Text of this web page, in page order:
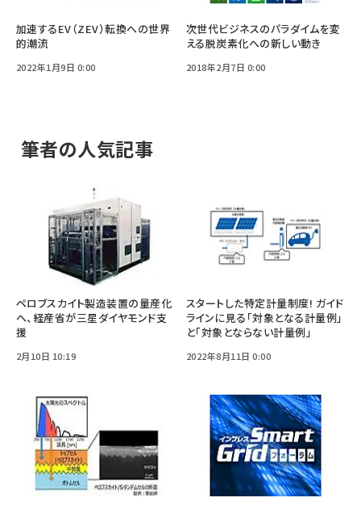
加速するEV（ZEV）転換への世界
的潮流
2022年1月9日 0:00
次世代ビジネスのパラダイムを変
える脱炭素化への新しい動き
2018年2月7日 0:00
筆者の人気記事
ペロブスカイト製造装置の量産化
へ、経産省が三星ダイヤモンド支
援
2月10日 10:19
スタートした特定計量制度! ガイド
ラインに見る「対象となる計量例」
と「対象とならない計量例」
2022年8月11日 0:00